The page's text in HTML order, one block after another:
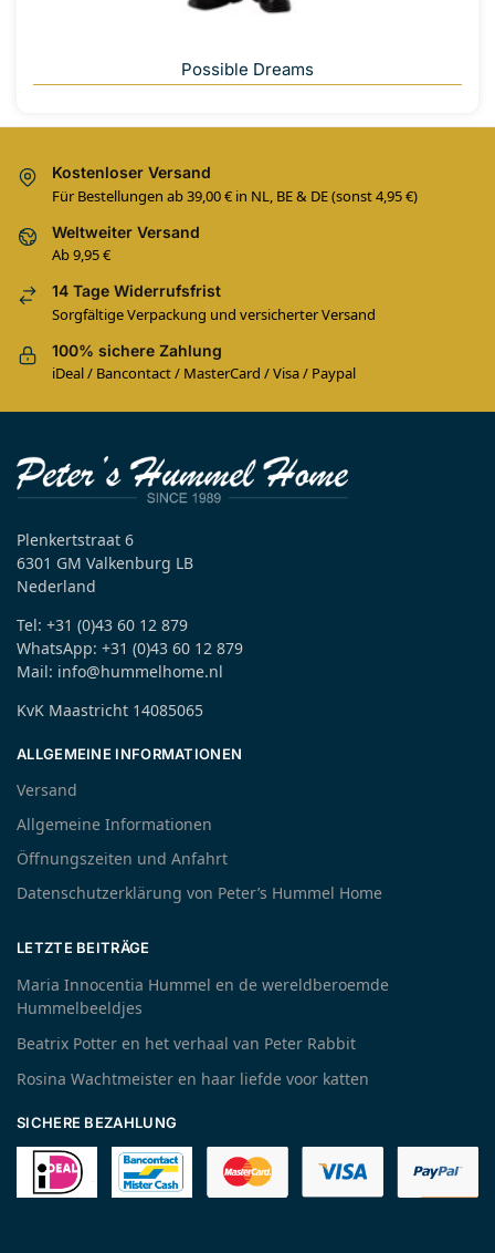
Possible Dreams
Kostenloser Versand
Für Bestellungen ab 39,00 € in NL, BE & DE (sonst 4,95 €)
Weltweiter Versand
Ab 9,95 €
14 Tage Widerrufsfrist
Sorgfältige Verpackung und versicherter Versand
100% sichere Zahlung
iDeal / Bancontact / MasterCard / Visa / Paypal
Plenkertstraat 6
6301 GM Valkenburg LB
Nederland
Tel: +31 (0)43 60 12 879
WhatsApp: +31 (0)43 60 12 879
Mail: info@hummelhome.nl
KvK Maastricht 14085065
ALLGEMEINE INFORMATIONEN
Versand
Allgemeine Informationen
Öffnungszeiten und Anfahrt
Datenschutzerklärung von Peter’s Hummel Home
LETZTE BEITRÄGE
Maria Innocentia Hummel en de wereldberoemde
Hummelbeeldjes
Beatrix Potter en het verhaal van Peter Rabbit
Rosina Wachtmeister en haar liefde voor katten
SICHERE BEZAHLUNG